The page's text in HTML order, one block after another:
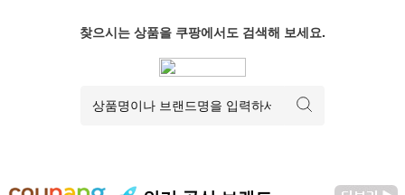
찾으시는 상품을 쿠팡에서도 검색해 보세요.